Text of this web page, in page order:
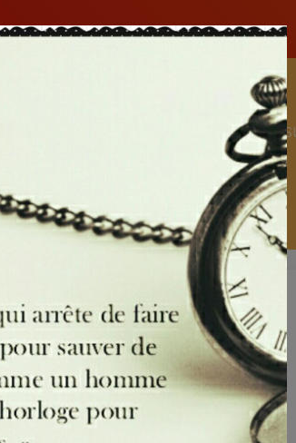
gratuitement l'app LaCarte pour
et ne rien rater !
Plus tard
BvkNumeric
Publicité & Communication
Issoire
Favori Contacter